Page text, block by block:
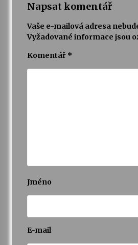
Napsat komentář
Vaše e-mailová adresa
Vyžadované informace jsou
Komentář *
Jméno
E-mail